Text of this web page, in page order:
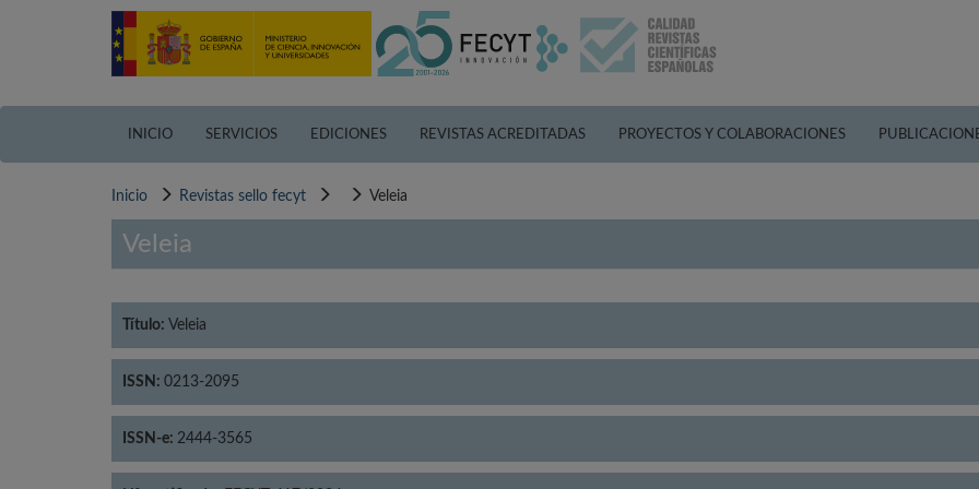
INICIO SERVICIOS EDICIONES REVISTAS ACREDITADAS PROYECTOS Y COLABORACIONES
Inicio Revistas sello fecyt Veleia
Veleia
Título: Veleia
ISSN: 0213-2095
ISSN-e: 2444-3565